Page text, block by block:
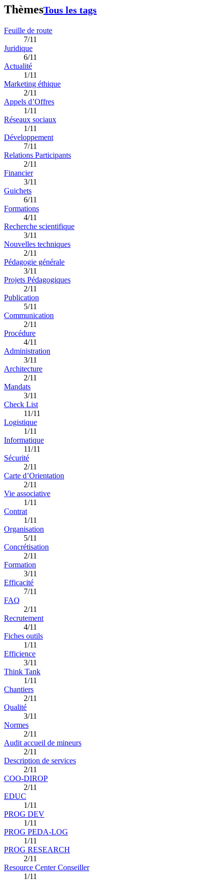
ThèmesTous les tags
Feuille de route
7/11
Juridique
6/11
Actualité
1/11
Marketing éthique
2/11
Appels d’Offres
1/11
Réseaux sociaux
1/11
Développement
7/11
Relations Participants
2/11
Financier
3/11
Guichets
6/11
Formations
4/11
Recherche scientifique
3/11
Nouvelles techniques
2/11
Pédagogie générale
3/11
Projets Pédagogiques
2/11
Publication
5/11
Communication
2/11
Procédure
4/11
Administration
3/11
Architecture
2/11
Mandats
3/11
Check List
11/11
Logistique
1/11
Informatique
11/11
Sécurité
2/11
Carte d’Orientation
2/11
Vie associative
1/11
Contrat
1/11
Organisation
5/11
Concrétisation
2/11
Formation
3/11
Efficacité
7/11
FAQ
2/11
Recrutement
4/11
Fiches outils
1/11
Efficience
3/11
Think Tank
1/11
Chantiers
2/11
Qualité
3/11
Normes
2/11
Audit accueil de mineurs
2/11
Description de services
2/11
COO-DIROP
2/11
EDUC
1/11
PROG DEV
1/11
PROG PEDA-LOG
1/11
PROG RESEARCH
2/11
Resource Center Conseiller
1/11